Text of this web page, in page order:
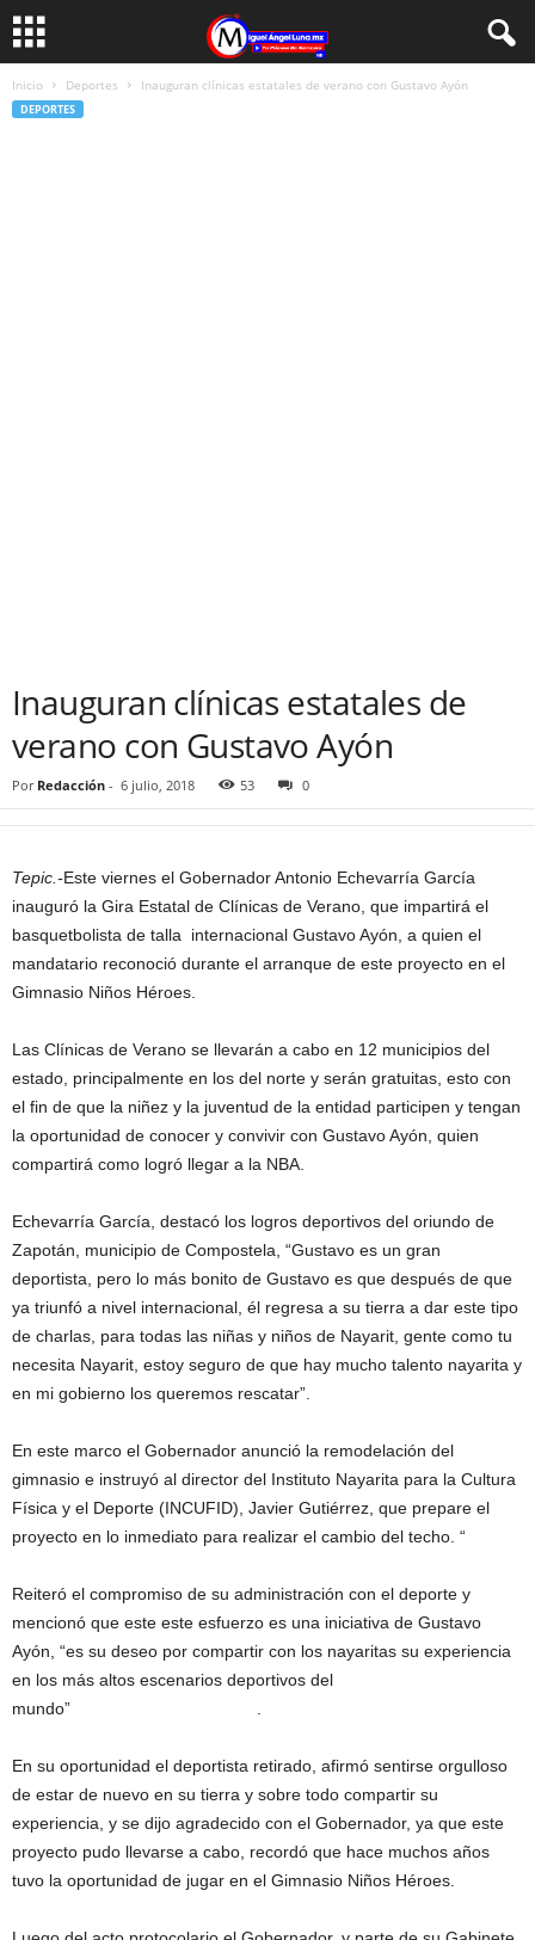
Inicio Deportes Inauguran clínicas estatales de verano con Gustavo Ayón
DEPORTES
Inauguran clínicas estatales de
verano con Gustavo Ayón
Por Redacción - 6 julio, 2018 53 0
Tepic.-Este viernes el Gobernador Antonio Echevarría García
inauguró la Gira Estatal de Clínicas de Verano, que impartirá el
basquetbolista de talla internacional Gustavo Ayón, a quien el
mandatario reconoció durante el arranque de este proyecto en el
Gimnasio Niños Héroes.
Las Clínicas de Verano se llevarán a cabo en 12 municipios del
estado, principalmente en los del norte y serán gratuitas, esto con
el fin de que la niñez y la juventud de la entidad participen y tengan
la oportunidad de conocer y convivir con Gustavo Ayón, quien
compartirá como logró llegar a la NBA.
Echevarría García, destacó los logros deportivos del oriundo de
Zapotán, municipio de Compostela, “Gustavo es un gran
deportista, pero lo más bonito de Gustavo es que después de que
ya triunfó a nivel internacional, él regresa a su tierra a dar este tipo
de charlas, para todas las niñas y niños de Nayarit, gente como tu
necesita Nayarit, estoy seguro de que hay mucho talento nayarita y
en mi gobierno los queremos rescatar”.
En este marco el Gobernador anunció la remodelación del
gimnasio e instruyó al director del Instituto Nayarita para la Cultura
Física y el Deporte (INCUFID), Javier Gutiérrez, que prepare el
proyecto en lo inmediato para realizar el cambio del techo. “
Reiteró el compromiso de su administración con el deporte y
mencionó que este este esfuerzo es una iniciativa de Gustavo
Ayón, “es su deseo por compartir con los nayaritas su experiencia
en los más altos escenarios deportivos del
mundo” .
En su oportunidad el deportista retirado, afirmó sentirse orgulloso
de estar de nuevo en su tierra y sobre todo compartir su
experiencia, y se dijo agradecido con el Gobernador, ya que este
proyecto pudo llevarse a cabo, recordó que hace muchos años
tuvo la oportunidad de jugar en el Gimnasio Niños Héroes.